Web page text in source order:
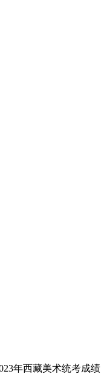
年西藏美术统考成绩